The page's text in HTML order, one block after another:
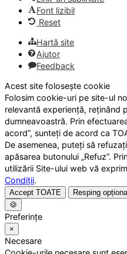
Font lizibil
Reset
Hartă site
Ajutor
Feedback
Acest site folosește cookie
Folosim cookie-uri pe site-ul
relevantă experiență, reținând
dumneavoastră. Prin
acord”, sunteți de acord ca
De asemenea, puteți să
apăsarea butonului „Refuz”.
utilizării Site-ului web vă
Condiții.
Accept TOATE Resping
🍪
Preferințe
×
Necesare